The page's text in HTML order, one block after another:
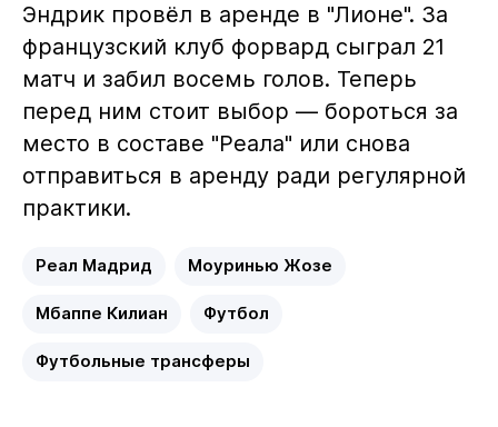
Эндрик провёл в аренде в "Лионе". За
французский клуб форвард сыграл 21
матч и забил восемь голов. Теперь
перед ним стоит выбор — бороться за
место в составе "Реала" или снова
отправиться в аренду ради регулярной
практики.
Реал Мадрид Моуринью Жозе
Мбаппе Килиан Футбол
Футбольные трансферы